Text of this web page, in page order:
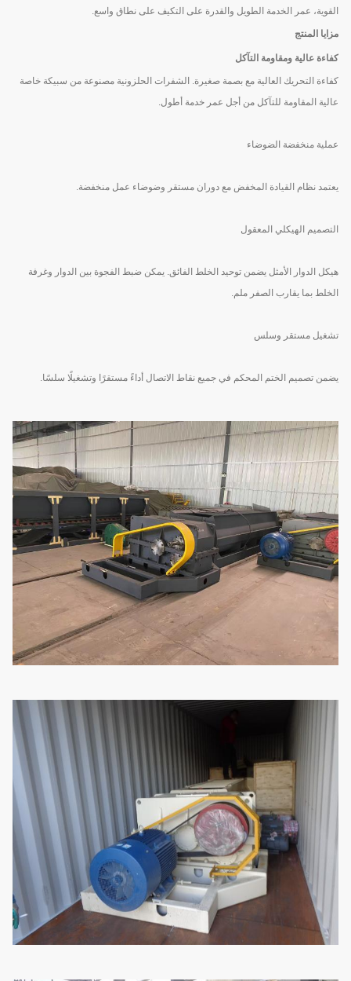
القوية، عمر الخدمة الطويل والقدرة على التكيف على نطاق واسع.
مزايا المنتج
كفاءة عالية ومقاومة التآكل
كفاءة التحريك العالية مع بصمة صغيرة. الشفرات الحلزونية مصنوعة من سبيكة خاصة
عالية المقاومة للتآكل من أجل عمر خدمة أطول.
عملية منخفضة الضوضاء
يعتمد نظام القيادة المخفض مع دوران مستقر وضوضاء عمل منخفضة.
التصميم الهيكلي المعقول
هيكل الدوار الأمثل يضمن توحيد الخلط الفائق. يمكن ضبط الفجوة بين الدوار وغرفة
الخلط بما يقارب الصفر ملم.
تشغيل مستقر وسلس
يضمن تصميم الختم المحكم في جميع نقاط الاتصال أداءً مستقرًا وتشغيلًا سلسًا.